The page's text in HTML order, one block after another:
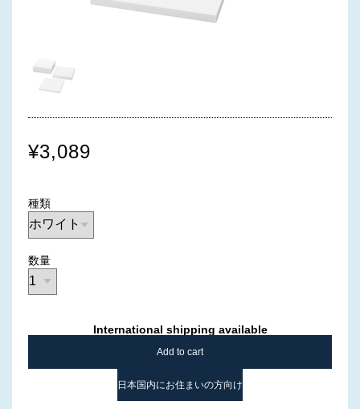
¥3,089
種類
数量
International shipping available
Add to cart
日本国内にお住まいの方向け